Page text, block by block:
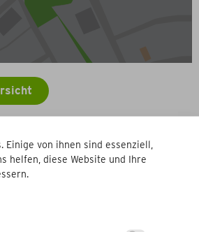
Einige von ihnen sind essenziell,
helfen, diese Website und Ihre
Betriebe